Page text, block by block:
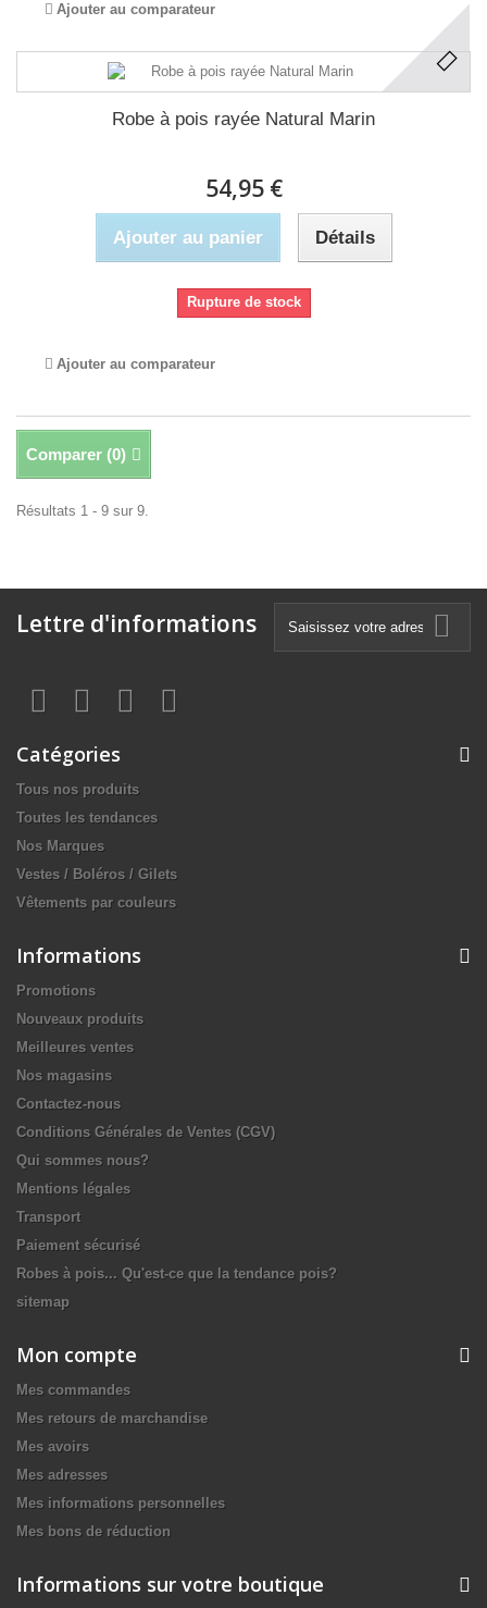
Ajouter au comparateur
Robe à pois rayée Natural Marin
54,95 €
Ajouter au panier Détails
Rupture de stock
Ajouter au comparateur
Comparer (0)
Résultats 1 - 9 sur 9.
Lettre d'informations
Catégories
Tous nos produits
Toutes les tendances
Nos Marques
Vestes / Boléros / Gilets
Vêtements par couleurs
Informations
Promotions
Nouveaux produits
Meilleures ventes
Nos magasins
Contactez-nous
Conditions Générales de Ventes (CGV)
Qui sommes nous?
Mentions légales
Transport
Paiement sécurisé
Robes à pois... Qu'est-ce que la tendance pois?
sitemap
Mon compte
Mes commandes
Mes retours de marchandise
Mes avoirs
Mes adresses
Mes informations personnelles
Mes bons de réduction
Informations sur votre boutique